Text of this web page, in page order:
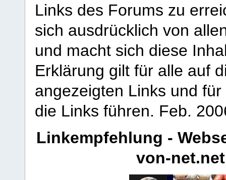
Links des Forums zu
sich ausdrücklich von
und macht sich diese
Erklärung gilt für alle auf
angezeigten Links und
die Links führen. Feb.
Linkempfehlung -
von-net.net